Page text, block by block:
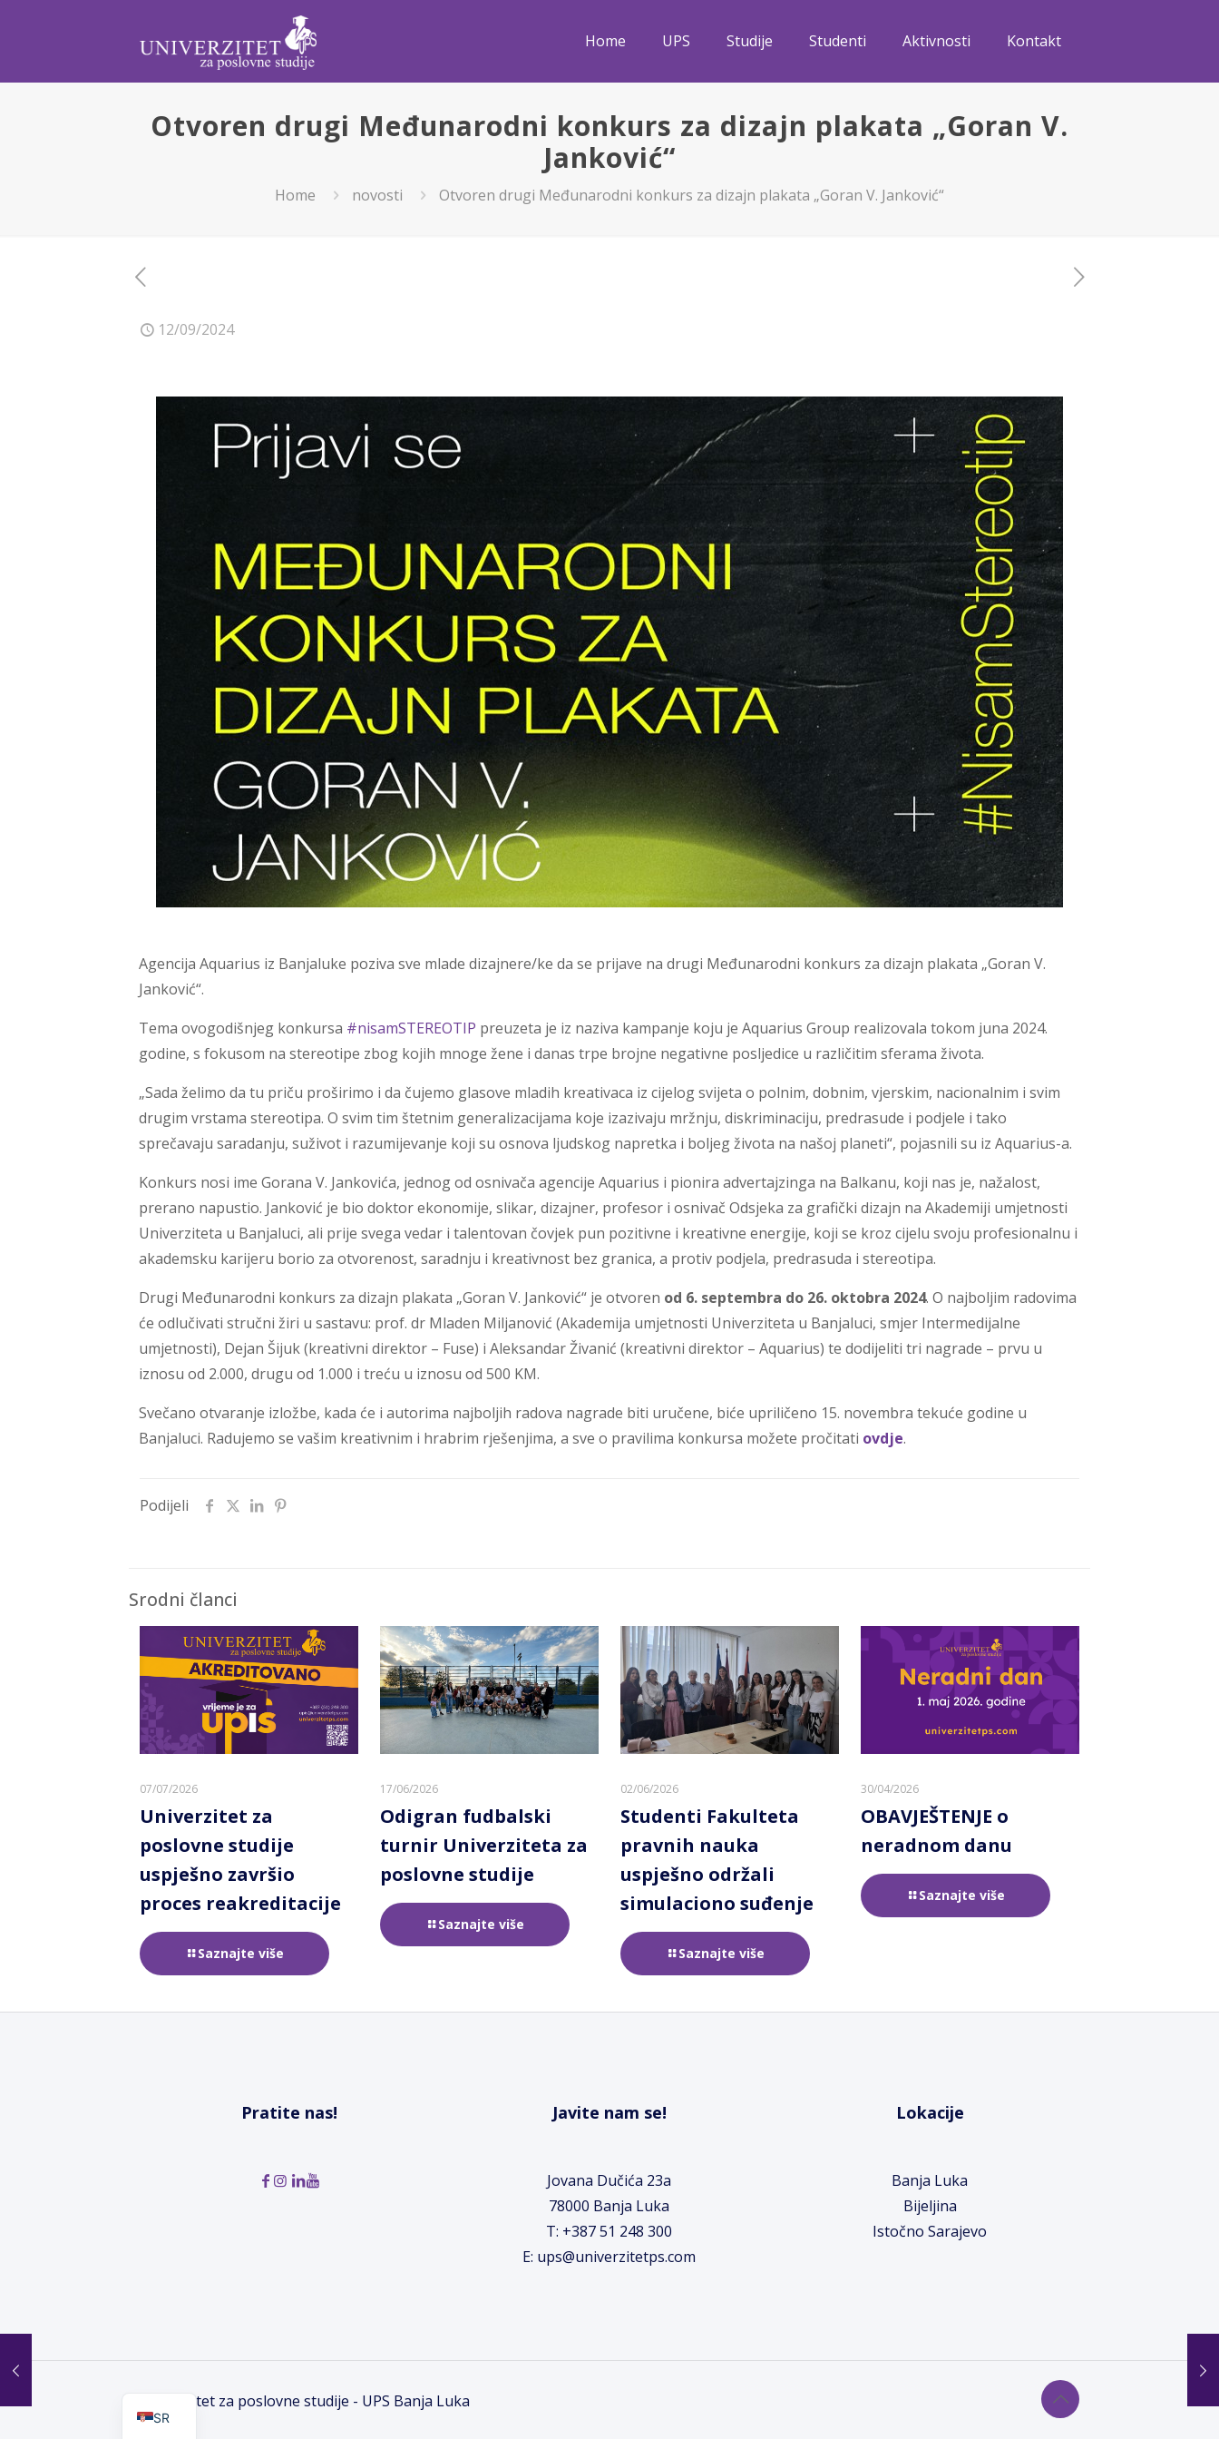
Home UPS Studije Studenti Aktivnosti Kontakt
Otvoren drugi Međunarodni konkurs za dizajn plakata „Goran V.
Janković“
Home novosti Otvoren drugi Međunarodni konkurs za dizajn plakata „Goran V. Janković“
12/09/2024
Agencija Aquarius iz Banjaluke poziva sve mlade dizajnere/ke da se prijave na drugi Međunarodni konkurs za dizajn plakata „Goran V.
Janković“.
Tema ovogodišnjeg konkursa #nisamSTEREOTIP preuzeta je iz naziva kampanje koju je Aquarius Group realizovala tokom juna 2024.
godine, s fokusom na stereotipe zbog kojih mnoge žene i danas trpe brojne negativne posljedice u različitim sferama života.
„Sada želimo da tu priču proširimo i da čujemo glasove mladih kreativaca iz cijelog svijeta o polnim, dobnim, vjerskim, nacionalnim i svim
drugim vrstama stereotipa. O svim tim štetnim generalizacijama koje izazivaju mržnju, diskriminaciju, predrasude i podjele i tako
sprečavaju saradanju, suživot i razumijevanje koji su osnova ljudskog napretka i boljeg života na našoj planeti“, pojasnili su iz Aquarius-a.
Konkurs nosi ime Gorana V. Jankovića, jednog od osnivača agencije Aquarius i pionira advertajzinga na Balkanu, koji nas je, nažalost,
prerano napustio. Janković je bio doktor ekonomije, slikar, dizajner, profesor i osnivač Odsjeka za grafički dizajn na Akademiji umjetnosti
Univerziteta u Banjaluci, ali prije svega vedar i talentovan čovjek pun pozitivne i kreativne energije, koji se kroz cijelu svoju profesionalnu i
akademsku karijeru borio za otvorenost, saradnju i kreativnost bez granica, a protiv podjela, predrasuda i stereotipa.
Drugi Međunarodni konkurs za dizajn plakata „Goran V. Janković“ je otvoren od 6. septembra do 26. oktobra 2024. O najboljim radovima
će odlučivati stručni žiri u sastavu: prof. dr Mladen Miljanović (Akademija umjetnosti Univerziteta u Banjaluci, smjer Intermedijalne
umjetnosti), Dejan Šijuk (kreativni direktor – Fuse) i Aleksandar Živanić (kreativni direktor – Aquarius) te dodijeliti tri nagrade – prvu u
iznosu od 2.000, drugu od 1.000 i treću u iznosu od 500 KM.
Svečano otvaranje izložbe, kada će i autorima najboljih radova nagrade biti uručene, biće upriličeno 15. novembra tekuće godine u
Banjaluci. Radujemo se vašim kreativnim i hrabrim rješenjima, a sve o pravilima konkursa možete pročitati ovdje.
Podijeli
Srodni članci
07/07/2026
Univerzitet za
poslovne studije
uspješno završio
proces reakreditacije
Saznajte više
17/06/2026
Odigran fudbalski
turnir Univerziteta za
poslovne studije
Saznajte više
02/06/2026
Studenti Fakulteta
pravnih nauka
uspješno održali
simulaciono suđenje
Saznajte više
30/04/2026
OBAVJEŠTENJE o
neradnom danu
Saznajte više
Pratite nas! Javite nam se!
Jovana Dučića 23a
78000 Banja Luka
T: +387 51 248 300
E: ups@univerzitetps.com
Lokacije
Banja Luka
Bijeljina
Istočno Sarajevo
Univerzitet za poslovne studije - UPS Banja Luka
SR